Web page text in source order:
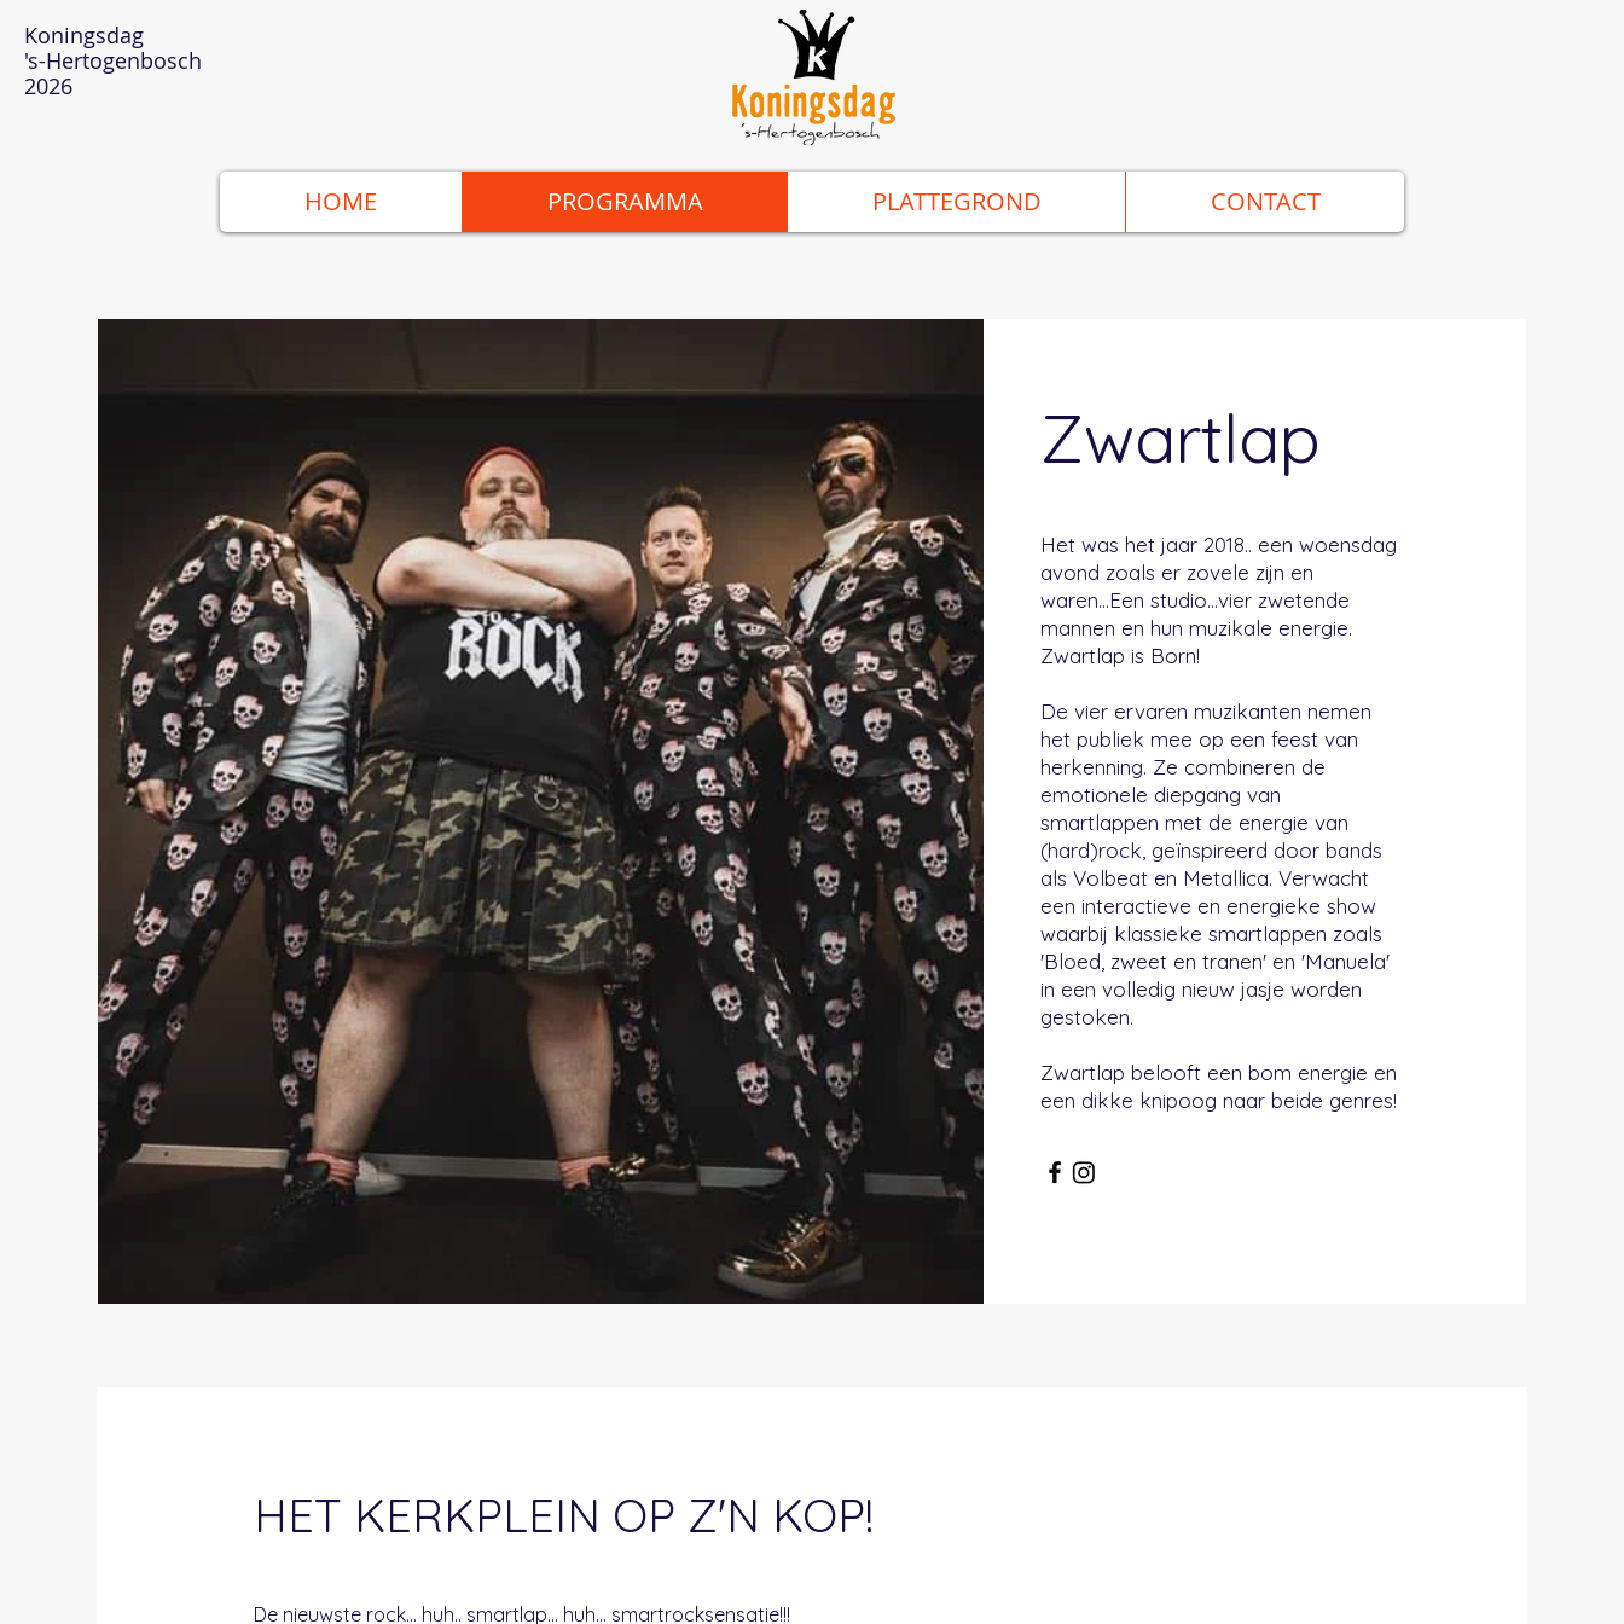
Koningsdag
's-Hertogenbosch
2026
HOME PROGRAMMA PLATTEGROND CONTACT
Zwartlap
Het was het jaar 2018.. een woensdag
avond zoals er zovele zijn en
waren...Een studio...vier zwetende
mannen en hun muzikale energie.
Zwartlap is Born!
De vier ervaren muzikanten nemen
het publiek mee op een feest van
herkenning. Ze combineren de
emotionele diepgang van
smartlappen met de energie van
(hard)rock, geïnspireerd door bands
als Volbeat en Metallica. Verwacht
een interactieve en energieke show
waarbij klassieke smartlappen zoals
'Bloed, zweet en tranen' en 'Manuela'
in een volledig nieuw jasje worden
gestoken.
Zwartlap belooft een bom energie en
een dikke knipoog naar beide genres!
HET KERKPLEIN OP Z'N KOP!
De nieuwste rock... huh.. smartlap... huh... smartrocksensatie!!!